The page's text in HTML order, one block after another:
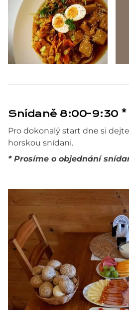
Snídaně 8:00-9:30 *
Pro dokonalý start dne si
horskou snídani.
* Prosíme o objednání